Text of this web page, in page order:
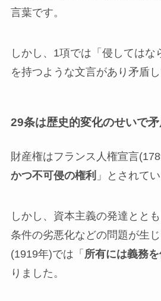
言葉です。
しかし、1項では「侵してはな
を持つような文言があり矛盾し
29条は歴史的変化のせいで矛
財産権はフランス人権宣言
かつ不可侵の権利 」とされてい
しかし、資本主義の発達とと
条件の劣悪化などの問題が生
(1919年)では「 所有には義務を
りました。